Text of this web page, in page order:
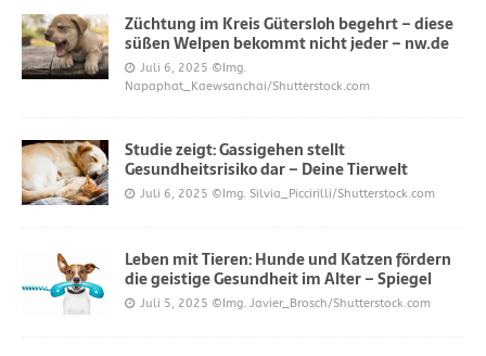
Züchtung im Kreis Gütersloh begehrt – diese
süßen Welpen bekommt nicht jeder – nw.de
Juli 6, 2025 ©Img.
Napaphat_Kaewsanchai/Shutterstock.com
Studie zeigt: Gassigehen stellt
Gesundheitsrisiko dar – Deine Tierwelt
Juli 6, 2025 ©Img. Silvia_Piccirilli/Shutterstock.com
Leben mit Tieren: Hunde und Katzen fördern
die geistige Gesundheit im Alter – Spiegel
Juli 5, 2025 ©Img. Javier_Brosch/Shutterstock.com